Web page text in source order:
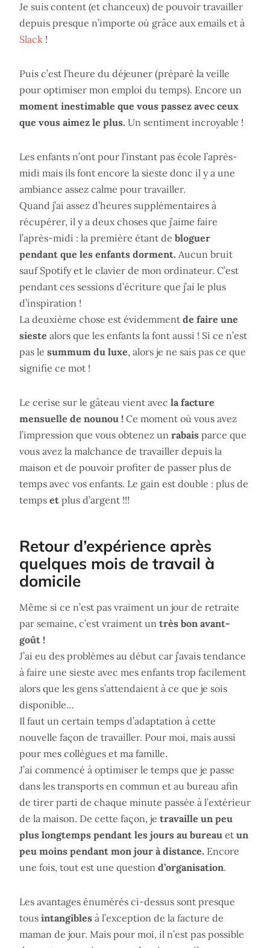
Je suis content (et chanceux) de pouvoir travailler
depuis presque n’importe où grâce aux emails et à
Slack !
Puis c’est l’heure du déjeuner (préparé la veille
pour optimiser mon emploi du temps). Encore un
moment inestimable que vous passez avec ceux
que vous aimez le plus. Un sentiment incroyable !
Les enfants n’ont pour l’instant pas école l’après-
midi mais ils font encore la sieste donc il y a une
ambiance assez calme pour travailler.
Quand j’ai assez d’heures supplémentaires à
récupérer, il y a deux choses que j’aime faire
l’après-midi : la première étant de bloguer
pendant que les enfants dorment. Aucun bruit
sauf Spotify et le clavier de mon ordinateur. C’est
pendant ces sessions d’écriture que j’ai le plus
d’inspiration !
La deuxième chose est évidemment de faire une
sieste alors que les enfants la font aussi ! Si ce n’est
pas le summum du luxe, alors je ne sais pas ce que
signifie ce mot !
Le cerise sur le gâteau vient avec la facture
mensuelle de nounou ! Ce moment où vous avez
l’impression que vous obtenez un rabais parce que
vous avez la malchance de travailler depuis la
maison et de pouvoir profiter de passer plus de
temps avec vos enfants. Le gain est double : plus de
temps et plus d’argent !!!
Retour d’expérience après
quelques mois de travail à
domicile
Même si ce n’est pas vraiment un jour de retraite
par semaine, c’est vraiment un très bon avant-
goût !
J’ai eu des problèmes au début car j’avais tendance
à faire une sieste avec mes enfants trop facilement
alors que les gens s’attendaient à ce que je sois
disponible…
Il faut un certain temps d’adaptation à cette
nouvelle façon de travailler. Pour moi, mais aussi
pour mes collègues et ma famille.
J’ai commencé à optimiser le temps que je passe
dans les transports en commun et au bureau afin
de tirer parti de chaque minute passée à l’extérieur
de la maison. De cette façon, je travaille un peu
plus longtemps pendant les jours au bureau et un
peu moins pendant mon jour à distance. Encore
une fois, tout est une question d’organisation.
Les avantages énumérés ci-dessus sont presque
tous intangibles à l’exception de la facture de
maman de jour. Mais pour moi, il n’est pas possible